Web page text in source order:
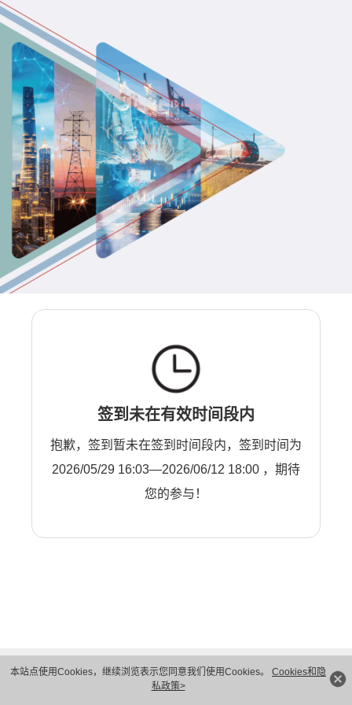
本站点使用Cookies，继续浏览表示您同意我们使用Cookies。 Cookies和隐
私政策>
签到未在有效时间段内
抱歉，签到暂未在签到时间段内，签到时间为
2026/05/29 16:03—2026/06/12 18:00 ，期待
您的参与！